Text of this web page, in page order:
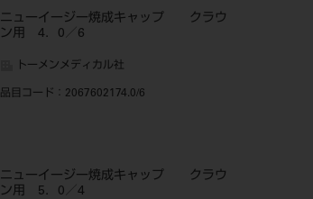
ニューイージー焼成キャップ クラウ
ン用 4．0／6
トーメンメディカル社
品目コード ：2067602174.0/6
ニューイージー焼成キャップ クラウ
ン用 5．0／4